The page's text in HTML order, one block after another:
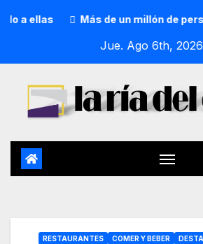
Más de un millón de personas
Jue. Ago 6th, 2026
RESTAURANTES COMER Y BEBER